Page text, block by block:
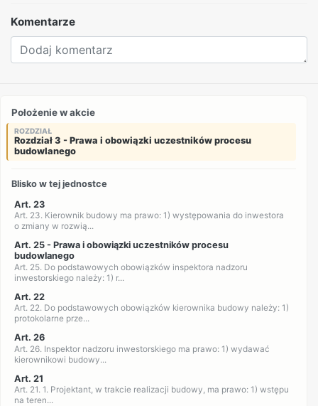
Komentarze
Położenie w akcie
ROZDZIAŁ
Rozdział 3 - Prawa i obowiązki uczestników procesu
budowlanego
Blisko w tej jednostce
Art. 23
Art. 23. Kierownik budowy ma prawo: 1) występowania do inwestora
o zmiany w rozwią...
Art. 25 - Prawa i obowiązki uczestników procesu
budowlanego
Art. 25. Do podstawowych obowiązków inspektora nadzoru
inwestorskiego należy: 1) r...
Art. 22
Art. 22. Do podstawowych obowiązków kierownika budowy należy: 1)
protokolarne prze...
Art. 26
Art. 26. Inspektor nadzoru inwestorskiego ma prawo: 1) wydawać
kierownikowi budowy...
Art. 21
Art. 21. 1. Projektant, w trakcie realizacji budowy, ma prawo: 1) wstępu
na teren...